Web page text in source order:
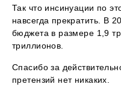
Так что инсинуации по
навсегда прекратить. В
бюджета в размере 1,9
триллионов.
Спасибо за
претензий нет никаких.